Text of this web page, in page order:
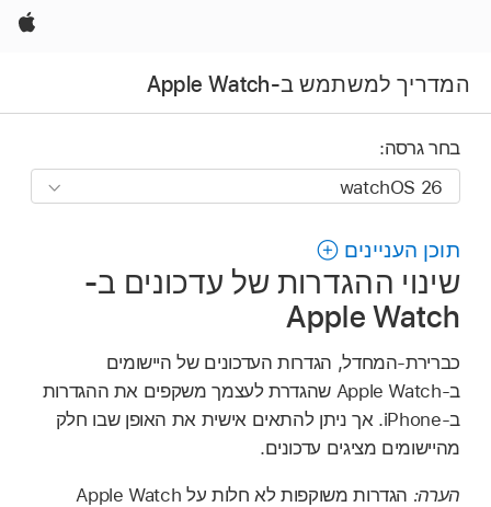
Apple
המדריך למשתמש ב-Apple Watch
בחר גרסה:
תוכן העניינים
שינוי ההגדרות של עדכונים ב-
Apple Watch
כברירת-המחדל, הגדרות העדכונים של היישומים
ב‑Apple Watch שהגדרת לעצמך משקפים את ההגדרות
ב‑iPhone. אך ניתן להתאים אישית את האופן שבו חלק
מהיישומים מציגים עדכונים.
הערה:
הגדרות משוקפות לא חלות על Apple Watch